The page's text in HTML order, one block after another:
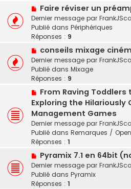
a
g
e
u
m
e
s
g
e
N
o
u
v
a
u
m
e
s
s
a
g
e
Faire réviser un
Dernier message par
Publié dans Périphériques
Réponses : 9
N
o
u
v
a
u
m
e
s
s
g
e
conseils mixage
Dernier message par
Publié dans Mixage
Réponses : 9
N
o
u
v
e
a
u
m
e
s
s
From Raving Toddlers
Exploring the Hilariously
Management Games
Dernier message par
Publié dans Remarques /
Réponses : 1
N
o
u
v
Pyramix 7.1 en 64bit
Dernier message par
Publié dans Pyramix
Réponses : 1